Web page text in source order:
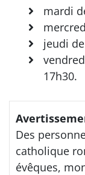
mardi
jeudi
17h30.
Des
catholique
évêques,